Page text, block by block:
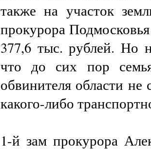
также на участок
прокурора
377,6 тыс. рублей. Но
что до сих пор семья
обвинителя области не
какого-либо
1-й зам прокурора